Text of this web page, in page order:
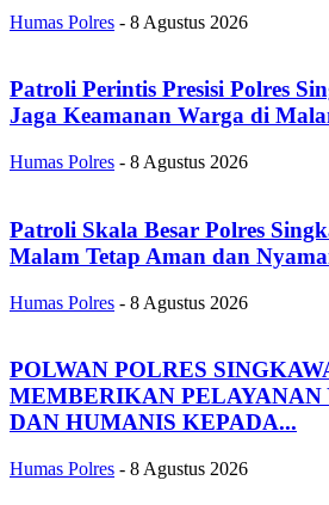
Humas Polres - 8 Agustus 2026
Patroli Perintis Presisi Polres
Jaga Keamanan Warga di
Humas Polres - 8 Agustus 2026
Patroli Skala Besar Polres
Malam Tetap Aman dan
Humas Polres - 8 Agustus 2026
POLWAN POLRES
MEMBERIKAN PELAYANAN
DAN HUMANIS KEPADA...
Humas Polres - 8 Agustus 2026